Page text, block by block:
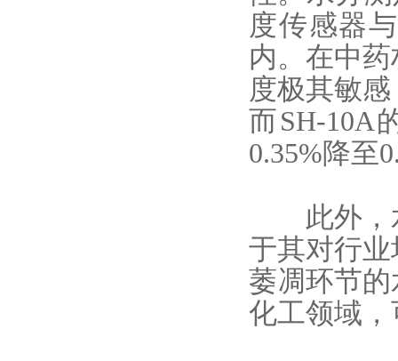
度传感器
内。在中
度极其敏
而SH-10A
0.35%降至
此外，
于其对行
萎凋环节
化工领域